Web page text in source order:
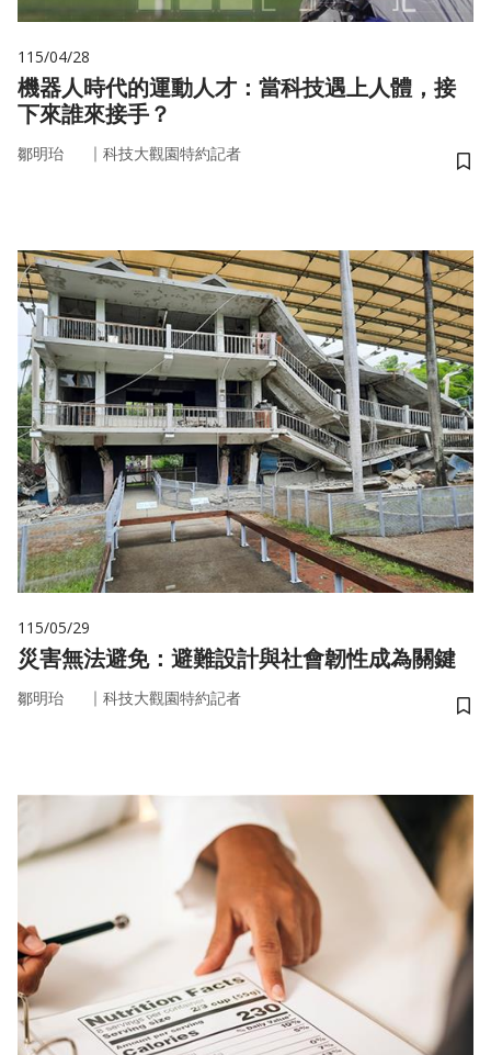
115/04/28
機器人時代的運動人才：當科技遇上人體，接
下來誰來接手？
鄒明珆 ｜ 科技大觀園特約記者
儲
115/05/29
災害無法避免：避難設計與社會韌性成為關鍵
鄒明珆 ｜ 科技大觀園特約記者
儲